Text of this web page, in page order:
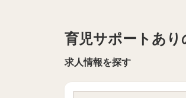
育児サポートあり
求人情報を探す